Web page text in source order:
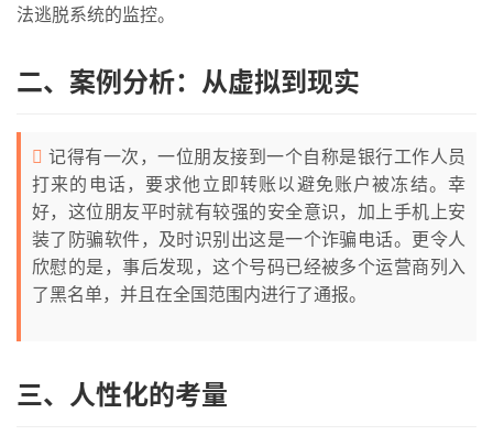
首
页
百
科
法逃脱系统的监控。
二、案例分析：从虚拟到现实
记得有一次，一位朋友接到一个自称是银行工作人员
打来的电话，要求他立即转账以避免账户被冻结。幸
好，这位朋友平时就有较强的安全意识，加上手机上安
装了防骗软件，及时识别出这是一个诈骗电话。更令人
欣慰的是，事后发现，这个号码已经被多个运营商列入
了黑名单，并且在全国范围内进行了通报。
三、人性化的考量